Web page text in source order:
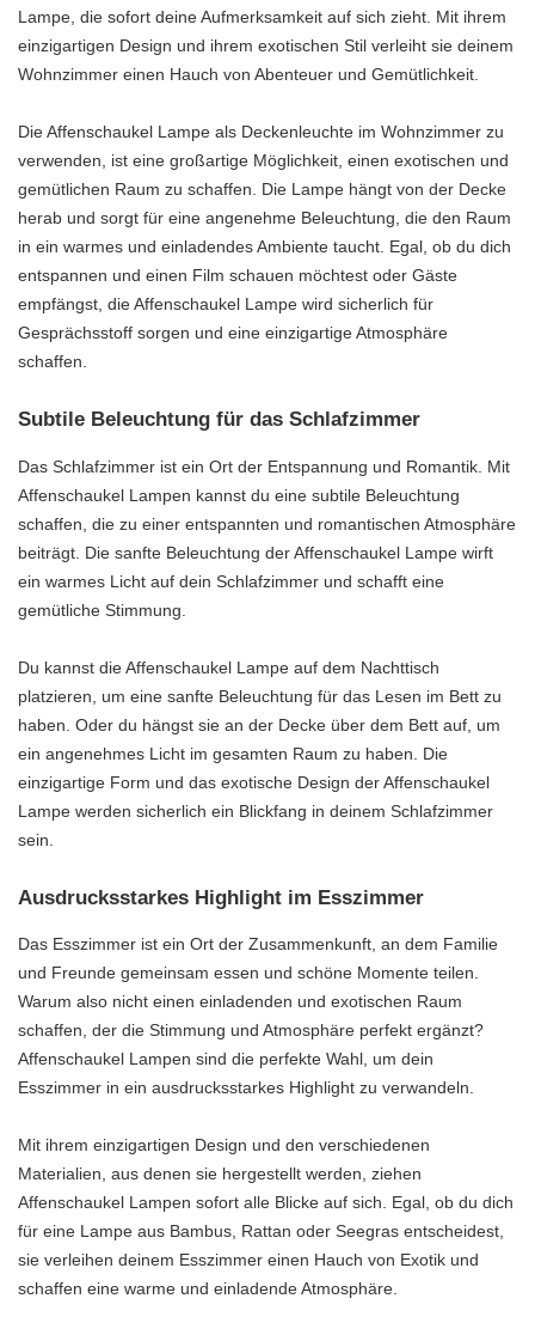
Lampe, die sofort deine Aufmerksamkeit auf sich zieht. Mit ihrem
einzigartigen Design und ihrem exotischen Stil verleiht sie deinem
Wohnzimmer einen Hauch von Abenteuer und Gemütlichkeit.
Die Affenschaukel Lampe als Deckenleuchte im Wohnzimmer zu
verwenden, ist eine großartige Möglichkeit, einen exotischen und
gemütlichen Raum zu schaffen. Die Lampe hängt von der Decke
herab und sorgt für eine angenehme Beleuchtung, die den Raum
in ein warmes und einladendes Ambiente taucht. Egal, ob du dich
entspannen und einen Film schauen möchtest oder Gäste
empfängst, die Affenschaukel Lampe wird sicherlich für
Gesprächsstoff sorgen und eine einzigartige Atmosphäre
schaffen.
Subtile Beleuchtung für das Schlafzimmer
Das Schlafzimmer ist ein Ort der Entspannung und Romantik. Mit
Affenschaukel Lampen kannst du eine subtile Beleuchtung
schaffen, die zu einer entspannten und romantischen Atmosphäre
beiträgt. Die sanfte Beleuchtung der Affenschaukel Lampe wirft
ein warmes Licht auf dein Schlafzimmer und schafft eine
gemütliche Stimmung.
Du kannst die Affenschaukel Lampe auf dem Nachttisch
platzieren, um eine sanfte Beleuchtung für das Lesen im Bett zu
haben. Oder du hängst sie an der Decke über dem Bett auf, um
ein angenehmes Licht im gesamten Raum zu haben. Die
einzigartige Form und das exotische Design der Affenschaukel
Lampe werden sicherlich ein Blickfang in deinem Schlafzimmer
sein.
Ausdrucksstarkes Highlight im Esszimmer
Das Esszimmer ist ein Ort der Zusammenkunft, an dem Familie
und Freunde gemeinsam essen und schöne Momente teilen.
Warum also nicht einen einladenden und exotischen Raum
schaffen, der die Stimmung und Atmosphäre perfekt ergänzt?
Affenschaukel Lampen sind die perfekte Wahl, um dein
Esszimmer in ein ausdrucksstarkes Highlight zu verwandeln.
Mit ihrem einzigartigen Design und den verschiedenen
Materialien, aus denen sie hergestellt werden, ziehen
Affenschaukel Lampen sofort alle Blicke auf sich. Egal, ob du dich
für eine Lampe aus Bambus, Rattan oder Seegras entscheidest,
sie verleihen deinem Esszimmer einen Hauch von Exotik und
schaffen eine warme und einladende Atmosphäre.